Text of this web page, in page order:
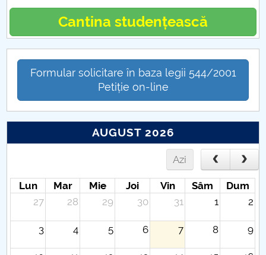
Cantina studențească
Formular solicitare în baza legii 544/2001
Petiție on-line
AUGUST 2026
Azi
Lun Mar Mie Joi Vin Sâm
Dum
27
28 29 30 31 1 2
3 4 5 6 7 8 9